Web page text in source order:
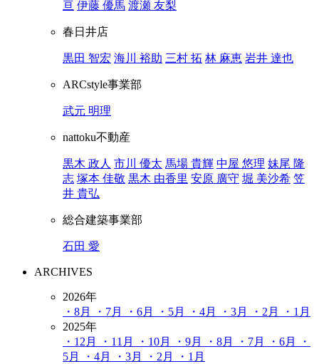
亘 伊藤 優馬 渡瀬 友梨
春日井店
黒田 智宏 海川 裕助 三村 拓 林 麻恵 岩井 達也
ARCstyle事業部
武元 明理
nattoku不動産
黒木 政人 市川 優太 馬場 貴輝 中屋 悠理 妹尾 隆
志 塚本 佳敬 黒木 由香里 安原 廣守 堀 美沙希 笠
井 貴弘
総合建築事業部
石田 愛
ARCHIVES
2026年
・8月
・7月 ・6月 ・5月 ・4月 ・3月 ・2月
・1月
2025年
・12月
・11月 ・10月 ・9月 ・8月 ・7月 ・6月
・
5月
・4月 ・3月 ・2月
・1月